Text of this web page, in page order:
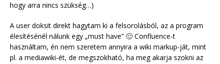
hogy arra nincs szükség…)
A user doksit direkt hagytam ki a felsorolásból, az a program
élesítésénél nálunk egy „must have” 🙂 Confluence-t
használtam, én nem szeretem annyira a wiki markup-ját, mint
pl. a mediawiki-ét, de megszokható, ha meg akarja szokni az